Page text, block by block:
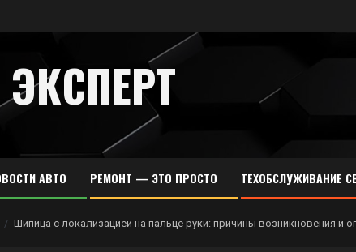
АВТО РЕМОНТ — ЭТО ПРОСТО ТЕХОБСЛУЖИВАНИЕ
Шипица с локализацией на пальце руки: причины возникновения и